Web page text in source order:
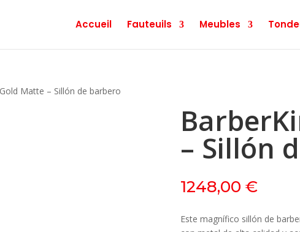
Accueil Fauteuils Meubles
Matte – Sillón de barbero
– Sillón
1248,00 €
Este magnífico sillón de